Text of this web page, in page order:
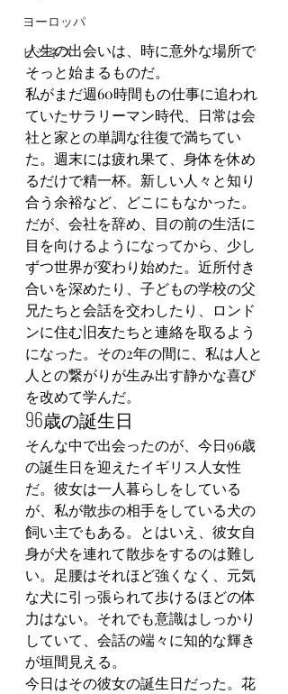
ヨーロッパ
ビジネス
人生の出会いは、時に意外な場所で
そっと始まるものだ。
私がまだ週60時間もの仕事に追われ
ていたサラリーマン時代、日常は会
社と家との単調な往復で満ちてい
た。週末には疲れ果て、身体を休め
るだけで精一杯。新しい人々と知り
合う余裕など、どこにもなかった。
だが、会社を辞め、目の前の生活に
目を向けるようになってから、少し
ずつ世界が変わり始めた。近所付き
合いを深めたり、子どもの学校の父
兄たちと会話を交わしたり、ロンド
ンに住む旧友たちと連絡を取るよう
になった。その2年の間に、私は人と
人との繋がりが生み出す静かな喜び
を改めて学んだ。
96歳の誕生日
そんな中で出会ったのが、今日96歳
の誕生日を迎えたイギリス人女性
だ。彼女は一人暮らしをしている
が、私が散歩の相手をしている犬の
飼い主でもある。とはいえ、彼女自
身が犬を連れて散歩をするのは難し
い。足腰はそれほど強くなく、元気
な犬に引っ張られて歩けるほどの体
力はない。それでも意識はしっかり
していて、会話の端々に知的な輝き
が垣間見える。
今日はその彼女の誕生日だった。花